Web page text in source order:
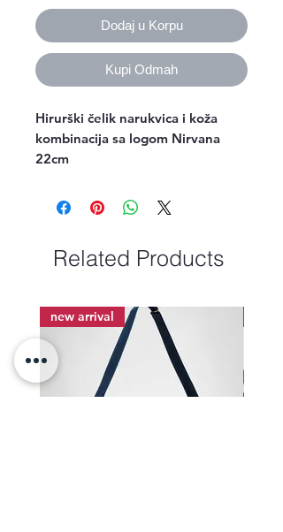
Dodaj u Korpu
Kupi Odmah
Hirurški čelik narukvica i koža
kombinacija sa logom Nirvana
22cm
Related Products
new arrival